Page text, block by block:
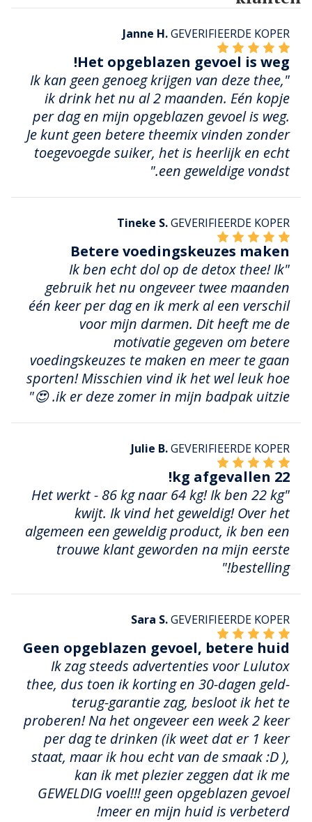
Janne H.GEVERIFIEERDE KOPER
Het opgeblazen gevoel is weg!
"Ik kan geen genoeg krijgen van deze thee,
ik drink het nu al 2 maanden. Eén kopje
per dag en mijn opgeblazen gevoel is weg.
Je kunt geen betere theemix vinden zonder
toegevoegde suiker, het is heerlijk en echt
een geweldige vondst."
Tineke S.GEVERIFIEERDE KOPER
Betere voedingskeuzes maken
"Ik ben echt dol op de detox thee! Ik
gebruik het nu ongeveer twee maanden
één keer per dag en ik merk al een verschil
voor mijn darmen. Dit heeft me de
motivatie gegeven om betere
voedingskeuzes te maken en meer te gaan
sporten! Misschien vind ik het wel leuk hoe
ik er deze zomer in mijn badpak uitzie. 😍"
Julie B.GEVERIFIEERDE KOPER
22 kg afgevallen!
"Het werkt - 86 kg naar 64 kg! Ik ben 22 kg
kwijt. Ik vind het geweldig! Over het
algemeen een geweldig product, ik ben een
trouwe klant geworden na mijn eerste
bestelling!"
Sara S.GEVERIFIEERDE KOPER
Geen opgeblazen gevoel, betere huid
Ik zag steeds advertenties voor Lulutox
thee, dus toen ik korting en 30-dagen geld-
terug-garantie zag, besloot ik het te
proberen! Na het ongeveer een week 2 keer
per dag te drinken (ik weet dat er 1 keer
staat, maar ik hou echt van de smaak :D ),
kan ik met plezier zeggen dat ik me
GEWELDIG voel!!! geen opgeblazen gevoel
meer en mijn huid is verbeterd!